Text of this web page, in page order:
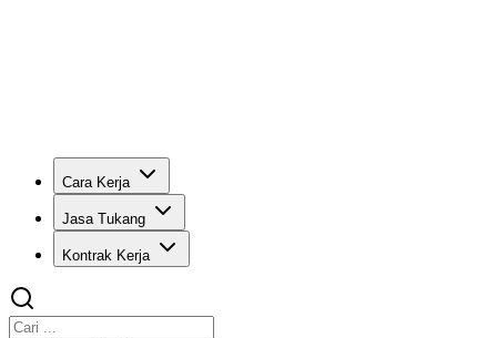
Cara Kerja
Jasa Tukang
Kontrak Kerja